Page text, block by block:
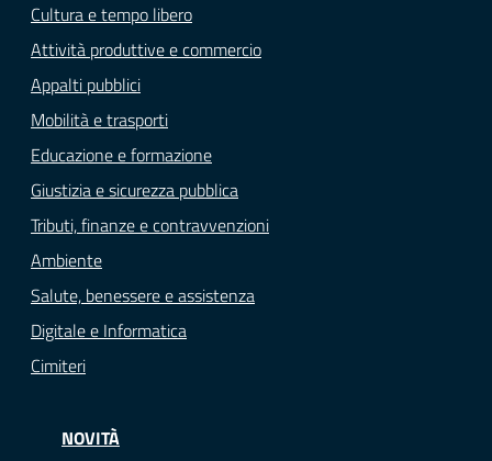
Cultura e tempo libero
Attività produttive e commercio
Appalti pubblici
Mobilità e trasporti
Educazione e formazione
Giustizia e sicurezza pubblica
Tributi, finanze e contravvenzioni
Ambiente
Salute, benessere e assistenza
Digitale e Informatica
Cimiteri
NOVITÀ